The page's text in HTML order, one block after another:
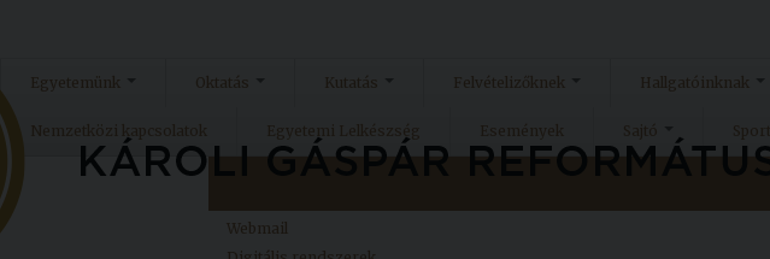
Egyetemünk Oktatás Kutatás Felvételizőknek Hallgatóinknak
Nemzetközi kapcsolatok Egyetemi Lelkészség Események Sajtó Sport
Webmail